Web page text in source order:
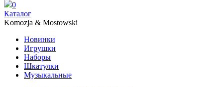
0
Каталог
Komozja & Mostowski
Новинки
Игрушки
Наборы
Шкатулки
Музыкальные